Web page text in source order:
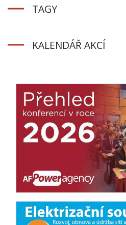
TAGY
KALENDÁŘ AKCÍ